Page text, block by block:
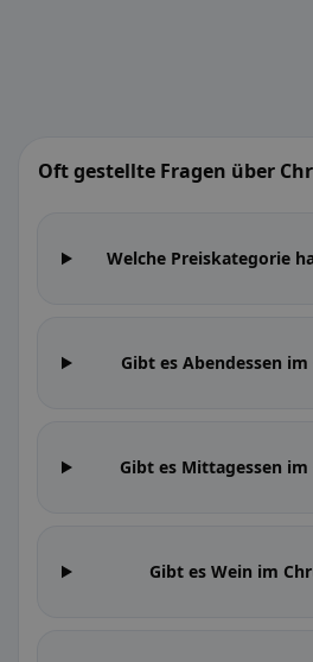
Oft gestellte Fragen über
Welche Preiskategorie
Gibt es Abendessen
Gibt es Mittagessen im
Gibt es Wein im